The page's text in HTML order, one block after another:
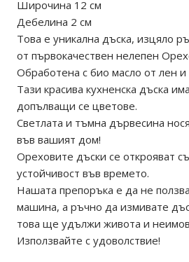
Широчина 12 см
Дебелина 2 см
Това е уникална дъска, изцяло
от първокачествен нелепен
Обработена с био масло от лен и
Тази красива кухненска дъска
допълващи се цветове.
Светлата и тъмна дървесина
във вашият дом!
Ореховите дъски се открояват
устойчивост във времето.
Нашата препоръка е да не
машина, а ръчно да измивате
това ще удължи живота и
Използвайте с удоволствие!